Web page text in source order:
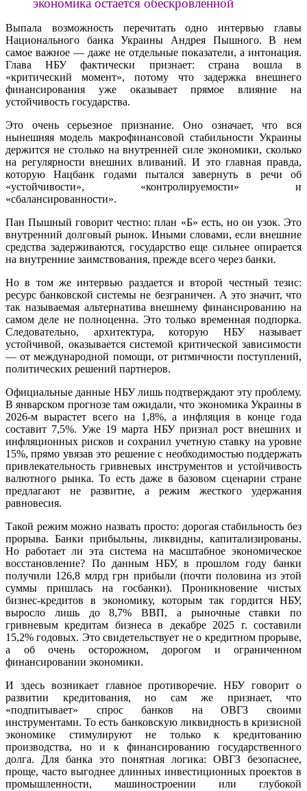
экономика остается обескровленной
Выпала возможность перечитать одно интервью главы
Национального банка Украины Андрея Пышного. В нем
самое важное — даже не отдельные показатели, а интонация.
Глава НБУ фактически признает: страна вошла в
«критический момент», потому что задержка внешнего
финансирования уже оказывает прямое влияние на
устойчивость государства.
Это очень серьезное признание. Оно означает, что вся
нынешняя модель макрофинансовой стабильности Украины
держится не столько на внутренней силе экономики, сколько
на регулярности внешних вливаний. И это главная правда,
которую Нацбанк годами пытался завернуть в речи об
«устойчивости», «контролируемости» и
«сбалансированности».
Пан Пышный говорит честно: план «Б» есть, но он узок. Это
внутренний долговый рынок. Иными словами, если внешние
средства задерживаются, государство еще сильнее опирается
на внутренние заимствования, прежде всего через банки.
Но в том же интервью раздается и второй честный тезис:
ресурс банковской системы не безграничен. А это значит, что
так называемая альтернатива внешнему финансированию на
самом деле не полноценна. Это только временная подпорка.
Следовательно, архитектура, которую НБУ называет
устойчивой, оказывается системой критической зависимости
— от международной помощи, от ритмичности поступлений,
политических решений партнеров.
Официальные данные НБУ лишь подтверждают эту проблему.
В январском прогнозе там ожидали, что экономика Украины в
2026-м вырастет всего на 1,8%, а инфляция в конце года
составит 7,5%. Уже 19 марта НБУ признал рост внешних и
инфляционных рисков и сохранил учетную ставку на уровне
15%, прямо увязав это решение с необходимостью поддержать
привлекательность гривневых инструментов и устойчивость
валютного рынка. То есть даже в базовом сценарии стране
предлагают не развитие, а режим жесткого удержания
равновесия.
Такой режим можно назвать просто: дорогая стабильность без
прорыва. Банки прибыльны, ликвидны, капитализированы.
Но работает ли эта система на масштабное экономическое
восстановление? По данным НБУ, в прошлом году банки
получили 126,8 млрд грн прибыли (почти половина из этой
суммы пришлась на госбанки). Проникновение чистых
бизнес-кредитов в экономику, которым так гордится НБУ,
выросло лишь до 8,7% ВВП, а рыночные ставки по
гривневым кредитам бизнеса в декабре 2025 г. составили
15,2% годовых. Это свидетельствует не о кредитном прорыве,
а об очень осторожном, дорогом и ограниченном
финансировании экономики.
И здесь возникает главное противоречие. НБУ говорит о
развитии кредитования, но сам же признает, что
«подпитывает» спрос банков на ОВГЗ своими
инструментами. То есть банковскую ликвидность в кризисной
экономике стимулируют не только к кредитованию
производства, но и к финансированию государственного
долга. Для банка это понятная логика: ОВГЗ безопаснее,
проще, часто выгоднее длинных инвестиционных проектов в
промышленности, машиностроении или глубокой